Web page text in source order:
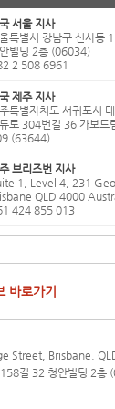
서울 지사
특별시 강남구 신사동
빌딩 2층 (06034)
2 508 6961
제주 지사
특별자치도 서귀포시
로 304번길 36 가보드
(63644)
브리즈번 지사
1, Level 4, 231
QLD 4000
424 855 013
바로가기
Street, Brisbane.
길 32 청안빌딩 2층